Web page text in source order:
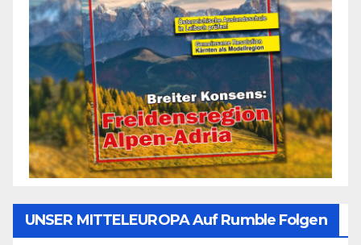
UNSER MITTELEUROPA Auf Rumble Folgen